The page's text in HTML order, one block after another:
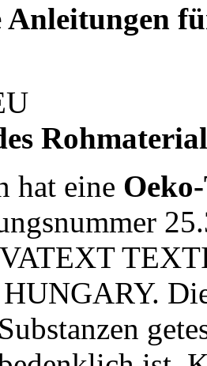
Anleitungen
hat eine